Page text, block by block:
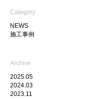
Category
NEWS
施工事例
Archive
2025.05
2024.03
2023.11